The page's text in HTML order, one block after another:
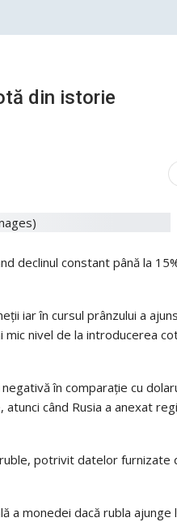
din istorie
declinul constant până la
iar în cursul prânzului a
nivel de la introducerea
în comparaţie cu
când Rusia a anexat
potrivit datelor furnizate
a monedei dacă rubla ajunge